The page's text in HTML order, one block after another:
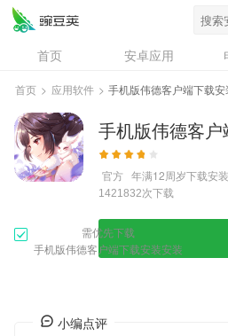
首页 安卓应用
资讯
专题
问答
首页 > 应用软件 > 手机版伟德客户端下载安
手机版伟德客
官方 年满12周岁下载安装
1421832次下载
需优先下载
手机版伟德客户端下载安装安装
小编点评